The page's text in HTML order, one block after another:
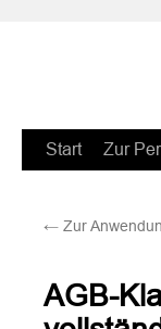
Zum
springen
Start Zur
← Zur
AGB-